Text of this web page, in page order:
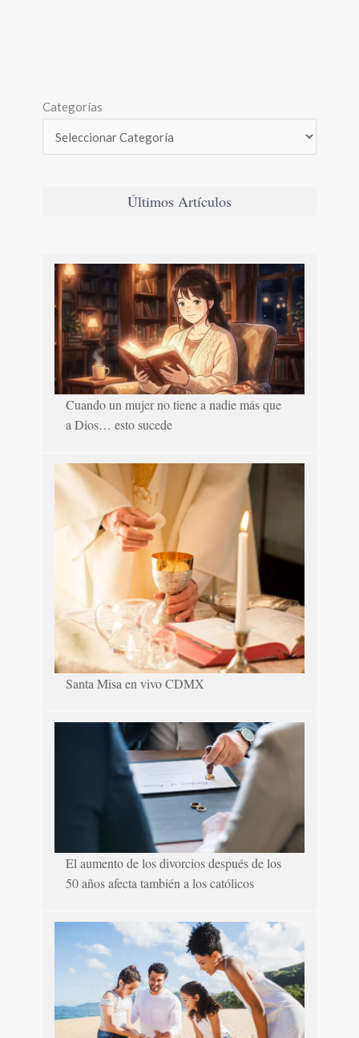
Categorías
Últimos Artículos
Cuando un mujer no tiene a nadie más que
a Dios… esto sucede
Santa Misa en vivo CDMX
El aumento de los divorcios después de los
50 años afecta también a los católicos